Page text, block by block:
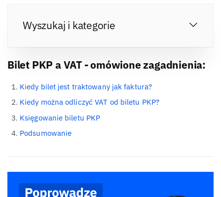
Wyszukaj i kategorie
Bilet PKP a VAT - omówione zagadnienia:
Kiedy bilet jest traktowany jak faktura?
Kiedy można odliczyć VAT od biletu PKP?
Księgowanie biletu PKP
Podsumowanie